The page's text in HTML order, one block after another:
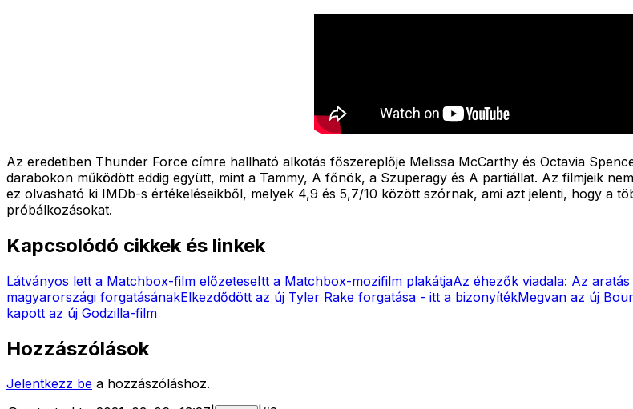
Az eredetiben Thunder Force címre hallható alkotás főszereplője Melissa McCarthy és Octavia
darabokon működött eddig együtt, mint a Tammy, A főnök, a Szuperagy és A partiállat. Az filmjeik
ez olvasható ki IMDb-s értékeléseikből, melyek 4,9 és 5,7/10 között szórnak, ami azt jelenti, hogy a
próbálkozásokat.
Kapcsolódó cikkek és linkek
Látványos lett a Matchbox-film előzeteseItt a Matchbox-mozifilm plakátjaAz éhezők viadala: Az
magyarországi forgatásánakElkezdődött az új Tyler Rake forgatása - itt a bizonyítékMegvan az új
kapott az új Godzilla-film
Hozzászólások
Jelentkezz be a hozzászóláshoz.